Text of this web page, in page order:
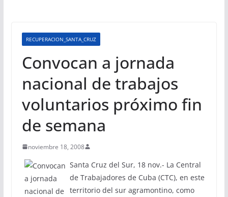
RECUPERACION_SANTA_CRUZ
Convocan a jornada
nacional de trabajos
voluntarios próximo fin
de semana
noviembre 18, 2008
Santa Cruz del Sur, 18 nov.- La Central
de Trabajadores de Cuba (CTC), en este
territorio del sur agramontino, como